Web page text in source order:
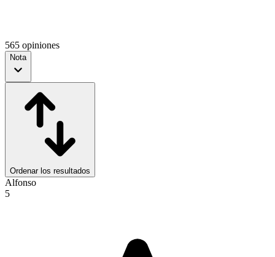
565 opiniones
Nota
Ordenar los resultados
Alfonso
5